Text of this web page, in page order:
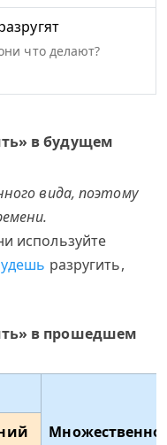
что делают?
в будущем
вида, поэтому
используйте
разругить,
в прошедшем